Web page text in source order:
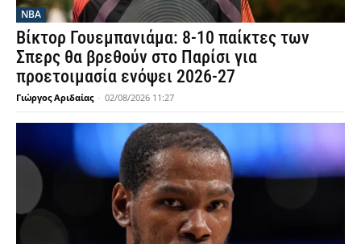
NBA
Βίκτορ Γουεμπανιάμα: 8-10 παίκτες των
Σπερς θα βρεθούν στο Παρίσι για
προετοιμασία ενόψει 2026-27
Γιώργος Αριδαίας - 02/08/2026 11:27